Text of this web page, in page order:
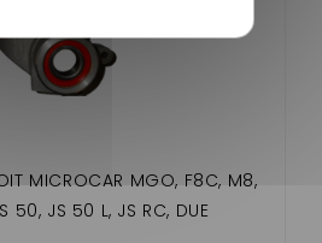
MICROCAR MGO, F8C, M8,
50, JS 50 L, JS RC, DUE